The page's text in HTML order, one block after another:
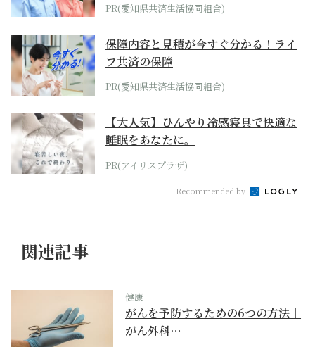
PR(愛知県共済生活協同組合)
保障内容と見積が今すぐ分かる！ライ
フ共済の保障
PR(愛知県共済生活協同組合)
【大人気】ひんやり冷感寝具で快適な
睡眠をあなたに。
PR(アイリスプラザ)
Recommended by
関連記事
健康
がんを予防するための6つの方法｜
がん外科…